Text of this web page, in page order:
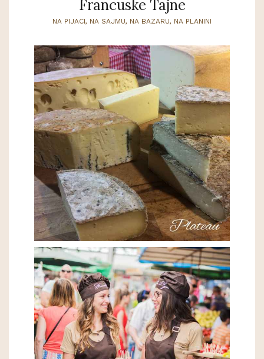
Francuske Tajne
NA PIJACI, NA SAJMU, NA BAZARU, NA PLANINI